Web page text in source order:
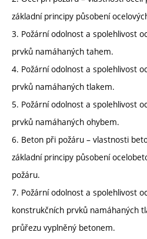
základní principy působení
3. Požární odolnost a spolehlivost
prvků namáhaných tahem.
4. Požární odolnost a spolehlivost
prvků namáhaných tlakem.
5. Požární odolnost a spolehlivost
prvků namáhaných ohybem.
6. Beton při požáru – vlastnosti
základní principy působení
požáru.
7. Požární odolnost a spolehlivost
konstrukčních prvků namáhaných
průřezu vyplněný betonem.